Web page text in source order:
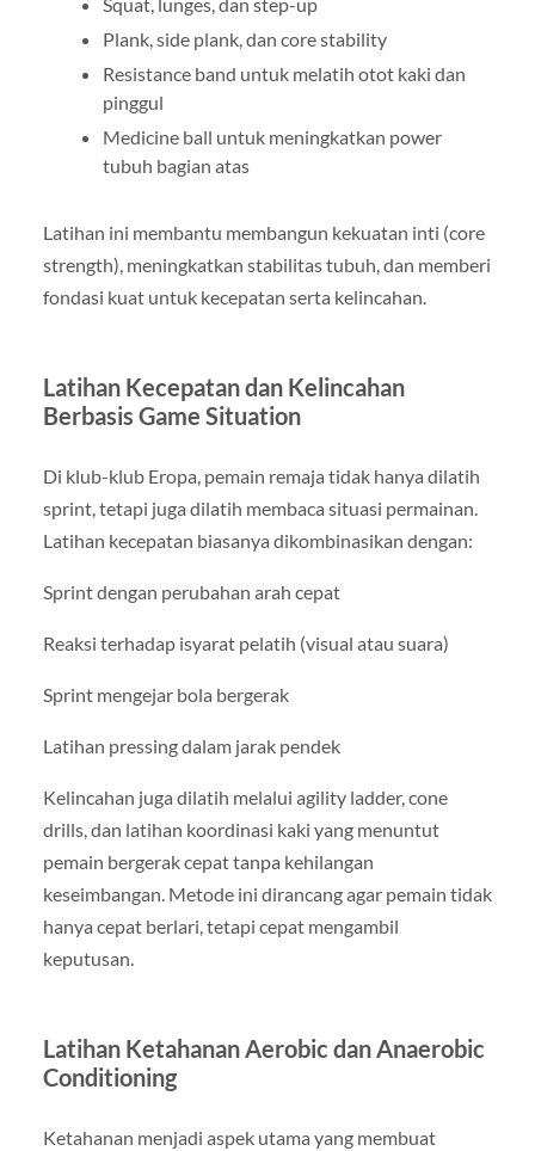
Plank, side plank, dan core stability
Resistance band untuk melatih otot kaki dan
pinggul
Medicine ball untuk meningkatkan power
tubuh bagian atas
Latihan ini membantu membangun kekuatan inti (core
strength), meningkatkan stabilitas tubuh, dan memberi
fondasi kuat untuk kecepatan serta kelincahan.
Latihan Kecepatan dan Kelincahan
Berbasis Game Situation
Di klub-klub Eropa, pemain remaja tidak hanya dilatih
sprint, tetapi juga dilatih membaca situasi permainan.
Latihan kecepatan biasanya dikombinasikan dengan:
Sprint dengan perubahan arah cepat
Reaksi terhadap isyarat pelatih (visual atau suara)
Sprint mengejar bola bergerak
Latihan pressing dalam jarak pendek
Kelincahan juga dilatih melalui agility ladder, cone
drills, dan latihan koordinasi kaki yang menuntut
pemain bergerak cepat tanpa kehilangan
keseimbangan. Metode ini dirancang agar pemain tidak
hanya cepat berlari, tetapi cepat mengambil
keputusan.
Latihan Ketahanan Aerobic dan Anaerobic
Conditioning
Ketahanan menjadi aspek utama yang membuat